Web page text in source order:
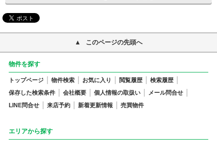
このページの先頭へ
物件を探す
トップページ 物件検索 お気に入り 閲覧履歴
検索履歴
保存した検索条件
会社概要 個人情報の取扱い
メール問合せ
LINE問合せ
来店予約 新着更新情報 売買物件
エリアから探す